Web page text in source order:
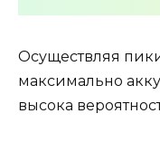
Осуществляя
максимально
высока